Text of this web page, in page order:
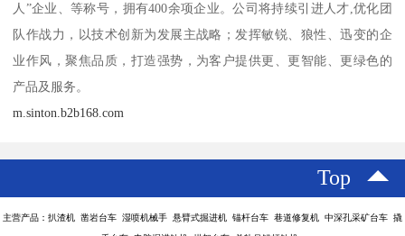
人”企业、等称号，拥有400余项企业。公司将持续引进人才,优化团
队作战力，以技术创新为发展主战略；发挥敏锐、狼性、迅变的企
业作风，聚焦品质，打造强势，为客户提供更、更智能、更绿色的
产品及服务。
m.sinton.b2b168.com
Top
主营产品：扒渣机 凿岩台车 湿喷机械手 悬臂式掘进机 锚杆台车 巷道修复机 中深孔采矿台车 撬